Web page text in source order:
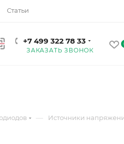
Статьи
+7 499 322 78 33
ЗАКАЗАТЬ ЗВОНОК
— Источники